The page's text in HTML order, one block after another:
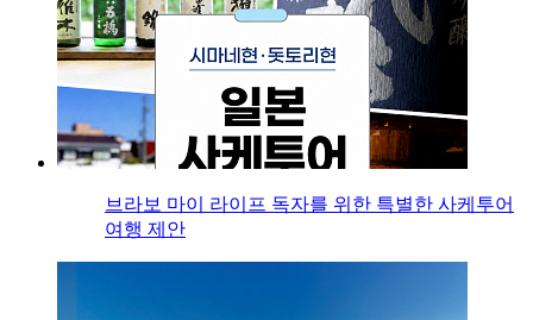
브라보 마이 라이프 독자를 위한 특별한 사케투어
여행 제안